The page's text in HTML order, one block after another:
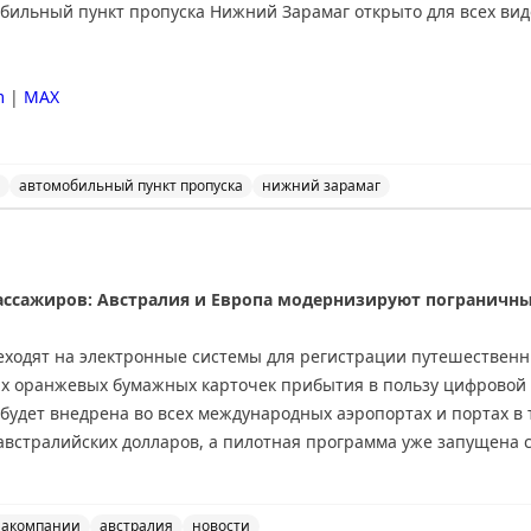
пункт пропуска Нижний Зарамаг открыто для всех
| MAX
автомобильный пункт пропуска нижний зарамаг
Австралия и Европа модернизируют
на электронные системы для регистрации
оранжевых бумажных карточек прибытия в пользу
внедрена во всех международных аэропортах и портах
долларов, а пилотная программа уже запущена
австралия новости